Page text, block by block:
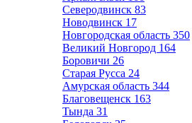
Северодвинск 83
Новодвинск 17
Новгородская область 350
Великий Новгород 164
Боровичи 26
Старая Русса 24
Амурская область 344
Благовещенск 163
Тында 31